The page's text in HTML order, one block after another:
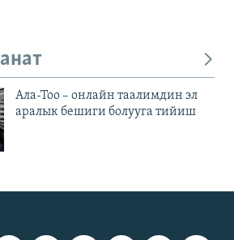
Ала-Тоо – онлайн таалимдин эл
аралык бешиги болууга тийиш